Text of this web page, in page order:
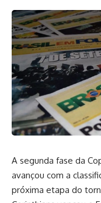
A segunda fase da
avançou com a
próxima etapa do